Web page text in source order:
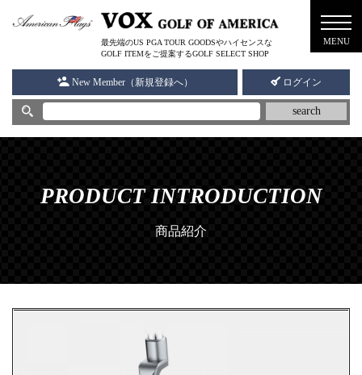
最先端のUS PGA TOUR GOODSやハイセンスな
GOLF ITEMをご提案するGOLF SELECT SHOP
New Member（新規登録へ） ログイン
search
PRODUCT INTRODUCTION
商品紹介
メニ
ュー
MENU